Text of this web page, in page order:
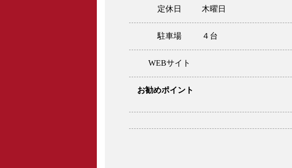
定休日 木曜日
駐車場 ４台
WEBサイト
お勧めポイント